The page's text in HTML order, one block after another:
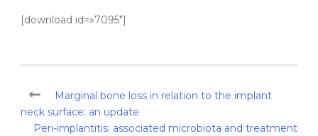
[download id=»7095″]
Marginal bone loss in relation to the implant
neck surface: an update
Peri-implantitis: associated microbiota and treatment